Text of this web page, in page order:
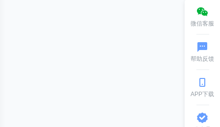
微信客服
帮助反馈
APP下载